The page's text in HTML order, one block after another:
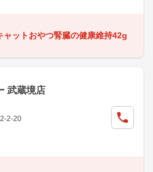
ャットおやつ腎臓の健康維持42g
武蔵境店
2-20